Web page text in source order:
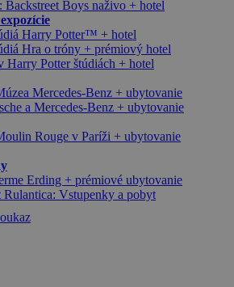
Backstreet Boys naživo + hotel
Harry Potter™ + hotel
Hra o tróny + prémiový hotel
Harry Potter štúdiách + hotel
Mercedes-Benz + ubytovanie
a Mercedes-Benz + ubytovanie
Rouge v Paríži + ubytovanie
Erding + prémiové ubytovanie
Rulantica: Vstupenky a pobyt